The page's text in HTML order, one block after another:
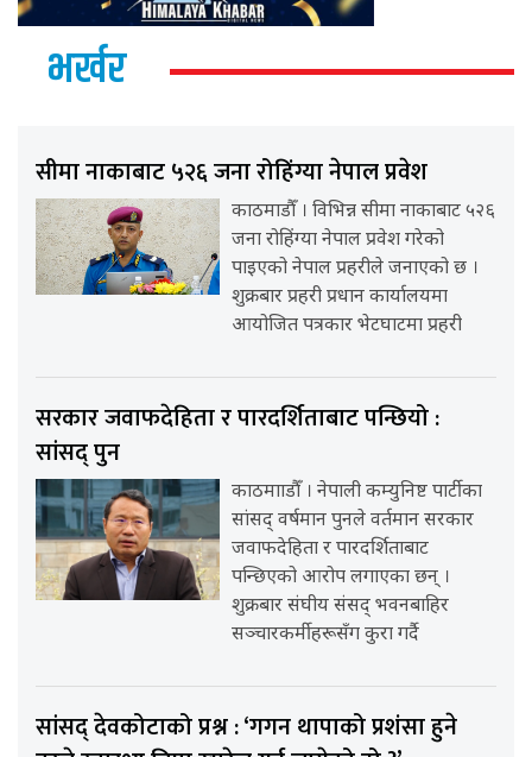
भर्खर
सीमा नाकाबाट ५२६ जना रोहिंग्या नेपाल प्रवेश
काठमाडौँ । विभिन्न सीमा नाकाबाट ५२६
जना रोहिंग्या नेपाल प्रवेश गरेको
पाइएको नेपाल प्रहरीले जनाएको छ ।
शुक्रबार प्रहरी प्रधान कार्यालयमा
आयोजित पत्रकार भेटघाटमा प्रहरी
सरकार जवाफदेहिता र पारदर्शिताबाट पन्छियो :
सांसद् पुन
काठमााडौँ । नेपाली कम्युनिष्ट पार्टीका
सांसद् वर्षमान पुनले वर्तमान सरकार
जवाफदेहिता र पारदर्शिताबाट
पन्छिएको आरोप लगाएका छन् ।
शुक्रबार संघीय संसद् भवनबाहिर
सञ्चारकर्मीहरूसँग कुरा गर्दै
सांसद् देवकोटाको प्रश्न : ‘गगन थापाको प्रशंसा हुने